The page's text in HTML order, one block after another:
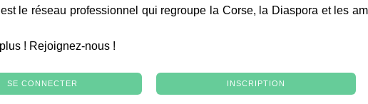
est le réseau professionnel qui regroupe la Corse, la Diaspora et les
! Rejoignez-nous !
SE CONNECTER INSCRIPTION